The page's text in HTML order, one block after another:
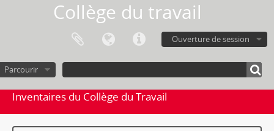
Collège du travail
Ouverture de session
Parcourir
Inventaires du Collège du Travail